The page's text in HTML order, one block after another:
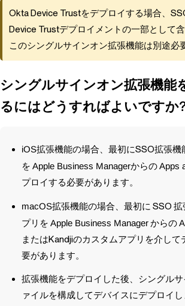
Okta Device Trustをデプロイする場合、
Device Trustデプロイメントの一部として含
このシングルサインオン拡張機能は別途必
シングルサインオン拡張機能
るにはどうすればよいですか
iOS拡張機能の場合、最初にSSO拡張機
を Apple Business ManagerからのApps
プロイする必要があります。
macOS拡張機能の場合、最初に SSO
プリを Apple Business Managerからの
またはKandjiのカスタムアプリを介して
要があります。
拡張機能をデプロイした後、シングル
ァイルを構成してデバイスにデプロイし